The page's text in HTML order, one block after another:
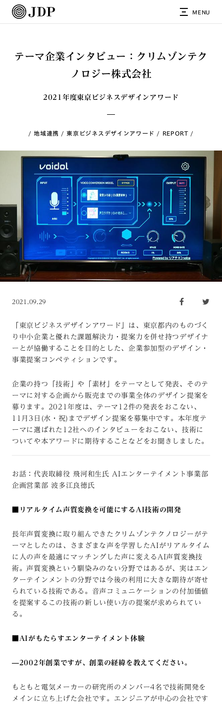
MENU
テーマ企業インタビュー：クリムゾンテク
ノロジー株式会社
2021年度東京ビジネスデザインアワード
地域連携 東京ビジネスデザインアワード REPORT
2021.09.29
「東京ビジネスデザインアワード」は、東京都内のものづく
り中小企業と優れた課題解決力・提案力を併せ持つデザイナ
ーとが協働することを目的とした、企業参加型のデザイン・
事業提案コンペティションです。
企業の持つ「技術」や「素材」をテーマとして発表、そのテ
ーマに対する企画から販売までの事業全体のデザイン提案を
募ります。2021年度は、テーマ12件の発表をおこない、
11月3日(水・祝)までデザイン提案を募集中です。本年度テ
ーマに選ばれた12社へのインタビューをおこない、技術に
ついてや本アワードに期待することなどをお聞きしました。
お話：代表取締役 飛河和生氏 AIエンターテイメント事業部
企画営業部 波多江良徳氏
■リアルタイム声質変換を可能にするAI技術の開発
長年声質変換に取り組んできたクリムゾンテクノロジーがテ
ーマとしたのは、さまざまな声を学習したAIがリアルタイム
に人の声を最適にマッチングした声に変えるAI声質変換技
術。声質変換という馴染みのない分野ではあるが、実はエン
ターテインメントの分野では今後の利用に大きな期待が寄せ
られている技術である。音声コミュニケーションの付加価値
を提案するこの技術の新しい使い方の提案が求められてい
る。
AI がもたらすエンターテイメント体験
—2002年創業ですが、創業の経緯を教えてください。
もともと電気メーカーの研究所のメンバー4名で技術開発を
メインに立ち上げた会社です。エンジニアが中心の会社です